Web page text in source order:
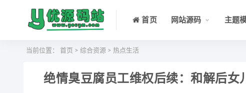
首页 网站源码 主题
当前位置： 首页 > 综合资源 > 热点生活
绝情臭豆腐员工维权后续：和解后女